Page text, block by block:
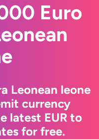
Euro
Leonean leone
currency
latest EUR to
for free.